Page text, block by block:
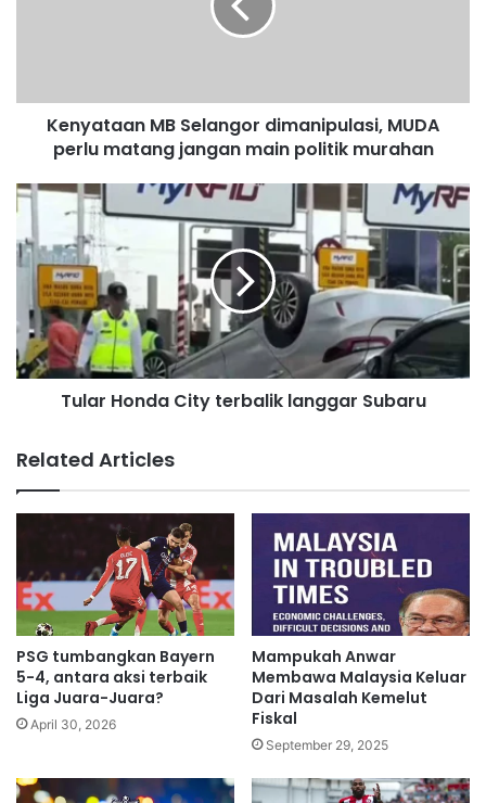
n
e
l
a
n
r
d
i
i
p
u
s
M
U
D
A
r
Kenyataan MB Selangor dimanipulasi, MUDA
perlu matang jangan main politik murahan
T
u
l
a
o
n
d
t
y
t
b
a
i
k
l
a
g
Tular Honda City terbalik langgar Subaru
Related Articles
PSG tumbangkan Bayern
5-4, antara aksi terbaik
Liga Juara-Juara?
April 30, 2026
Mampukah Anwar
Membawa Malaysia Keluar
Dari Masalah Kemelut
Fiskal
September 29, 2025